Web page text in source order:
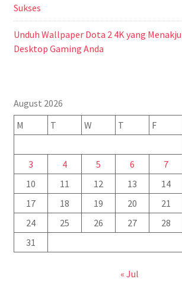
Sukses
Unduh Wallpaper Dota 2 4K yang
Desktop Gaming Anda
August 2026
M
T W T F
3
4 5 6 7
10
11 12 13 14
17
18 19 20 21
24
25 26 27 28
31
« Jul